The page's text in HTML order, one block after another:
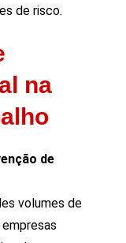
de risco.
na
de
volumes de